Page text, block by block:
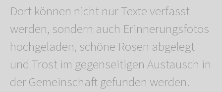
Dort können nicht nur Texte verfasst
werden, sondern auch Erinnerungsfotos
hochgeladen, schöne Rosen abgelegt
und Trost im gegenseitigen Austausch in
der Gemeinschaft gefunden werden.